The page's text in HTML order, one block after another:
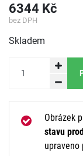
6344 Kč
bez DPH
Skladem
Obrázek
stavu
upraveno